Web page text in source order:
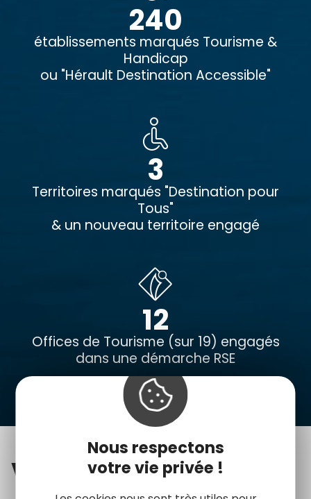
Nous respectons
votre vie privée !
240
établissements marqués Tourisme &
Handicap
ou "Hérault Destination Accessible"
3
Territoires marqués "Destination pour
Tous"
& un nouveau territoire engagé
12
Offices de Tourisme (sur 19) engagés
dans une démarche RSE
Voir également